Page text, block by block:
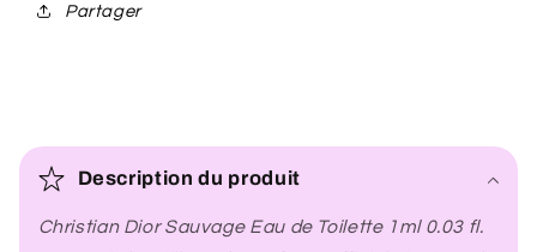
Partager
o
Description du produit
Christian Dior Sauvage Eau de Toilette 1ml 0.03 fl.